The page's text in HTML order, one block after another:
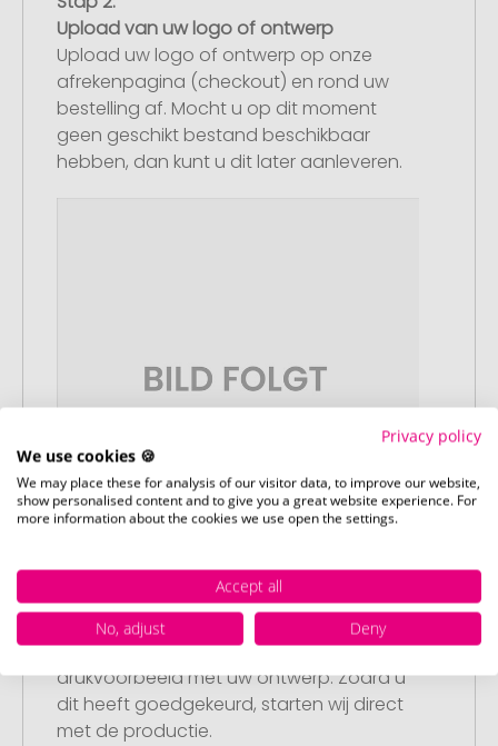
Upload van uw logo of ontwerp
Upload uw logo of ontwerp op onze
afrekenpagina (checkout) en rond uw
bestelling af. Mocht u op dit moment
geen geschikt bestand beschikbaar
hebben, dan kunt u dit later aanleveren.
Stap 3:
Artikelvoorbeeld en goedkeuring
U ontvangt van ons een gratis
drukvoorbeeld met uw ontwerp. Zodra u
dit heeft goedgekeurd, starten wij direct
met de productie.
Privacy policy
We use cookies 🍪
We may place these for analysis of our visitor data, to improve our website,
show personalised content and to give you a great website experience. For
more information about the cookies we use open the settings.
Accept all
No, adjust
Deny